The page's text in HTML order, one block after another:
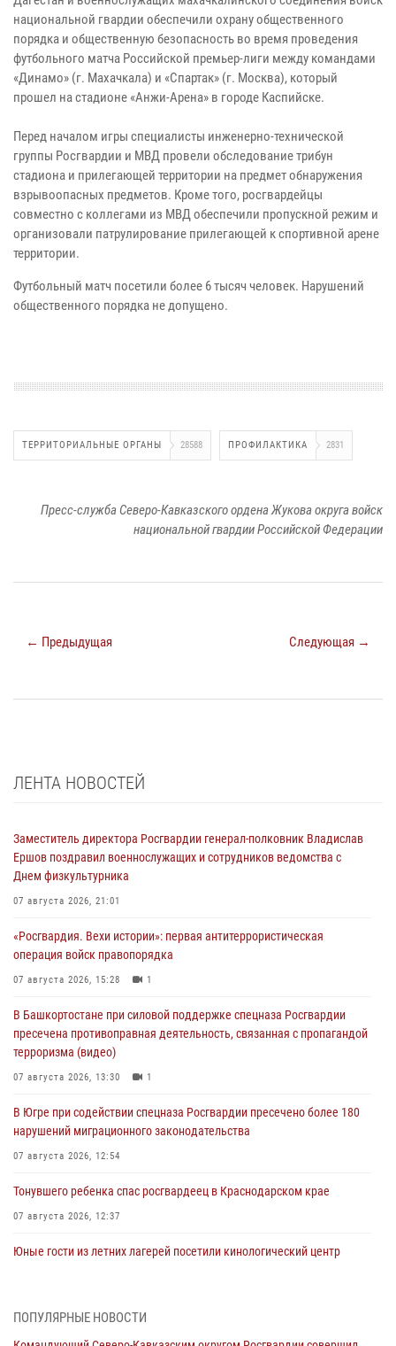
национальной гвардии обеспечили охрану общественного
порядка и общественную безопасность во время проведения
футбольного матча Российской премьер-лиги между командами
«Динамо» (г. Махачкала) и «Спартак» (г. Москва), который
прошел на стадионе «Анжи-Арена» в городе Каспийске.
Перед началом игры специалисты инженерно-технической
группы Росгвардии и МВД провели обследование трибун
стадиона и прилегающей территории на предмет обнаружения
взрывоопасных предметов. Кроме того, росгвардейцы
совместно с коллегами из МВД обеспечили пропускной режим и
организовали патрулирование прилегающей к спортивной арене
территории.
Футбольный матч посетили более 6 тысяч человек. Нарушений
общественного порядка не допущено.
ТЕРРИТОРИАЛЬНЫЕ ОРГАНЫ 28588 ПРОФИЛАКТИКА 2831
Пресс-служба Северо-Кавказского ордена Жукова округа войск
национальной гвардии Российской Федерации
← Предыдущая Следующая →
ЛЕНТА НОВОСТЕЙ
Заместитель директора Росгвардии генерал-полковник Владислав
Ершов поздравил военнослужащих и сотрудников ведомства с
Днем физкультурника
07 августа 2026, 21:01
«Росгвардия. Вехи истории»: первая антитеррористическая
операция войск правопорядка
07 августа 2026, 15:28 1
В Башкортостане при силовой поддержке спецназа Росгвардии
пресечена противоправная деятельность, связанная с пропагандой
терроризма (видео)
07 августа 2026, 13:30 1
В Югре при содействии спецназа Росгвардии пресечено более 180
нарушений миграционного законодательства
07 августа 2026, 12:54
Тонувшего ребенка спас росгвардеец в Краснодарском крае
07 августа 2026, 12:37
Юные гости из летних лагерей посетили кинологический центр
ПОПУЛЯРНЫЕ НОВОСТИ